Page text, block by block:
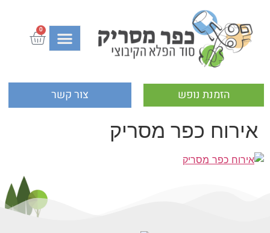
0
הזמנת נופש צור קשר
אירוח כפר מסריק